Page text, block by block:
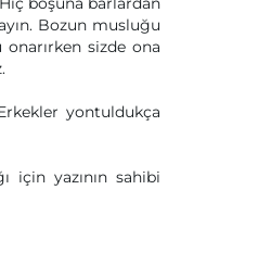
Bozun musluğu
onarırken sizde ona
yontuldukça
için yazının sahibi